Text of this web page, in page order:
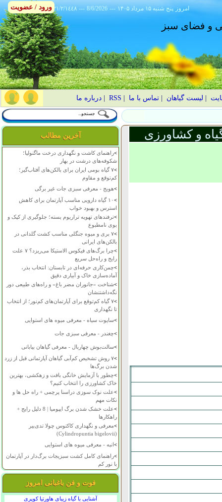
٢١/٢/١٤٤٨ --- 8/6/2026 --- ۱۴۰۵ پنج شنبه ۱۵ مرداد امروز
و فضای سبز
لیست گیاهان |تماس با ما RSS
|درباره ما
آخرین مطالب
>راهنمای کاشت و نگهداری درخت ماگنولیا؛
شکوفه‌های درشت در بهار
>
۷ گیاه بومی ایران برای بالکن‌های آفتاب‌گیر؛
کم‌توقع و مقاوم
>هویج - معرفی سبزی جات غیر برگی
>
۱۰ گیاه دارویی مناسب آپارتمان برای کاهش
استرس و بهبود خواب
>ترفندهای تهویه تراریوم بسته؛ جلوگیری از کپک و
بوی نامطبوع
>
۷ بری و میوه جنگلی مناسب کشت گلدانی در
بالکن‌های ایرانی
>
چرا برگ‌های فیکوس الاستیکا می‌ریزد؟ ۷ علت
رایج و راه‌حل سریع
>چمن‌کاری حرفه‌ای در تابستان: انتخاب بذر،
آماده‌سازی خاک و آبیاری دقیق
>شناخت «جانوران مضر باغ» و راه‌های طبیعی دور
نگه‌داشتنشان
>
۷ گیاه کم‌توقع برای آپارتمان‌های کم‌نور؛ از انتخاب
تا نگهداری
>ساپوت سیاه - معرفی میوه های استوایی
>چغندر - معرفی سبزی جات
>سالت‌بوش چهاربال - معرفی گیاهان بیابانی
>
۷ روش تشخیص کم‌آبی گیاهان آپارتمانی قبل از زرد
شدن برگ‌ها
>چطور با آزمایش خانگی بافت و زهکشی، بهترین
خاک کشاورزی را انتخاب کنیم؟
>علت نوک سوزی دراسنا پرچمی + راه حل ها و
نکات مهم
>
علت خشک شدن برگ ایپومیا | 8 دلیل رایج +
راهکارها
>معرفی و نگهداری کاکتوس چولا تدی‌بیر
(Cylindropuntia bigelovii)
>انبه - معرفی میوه های استوایی
>راهنمای کامل کشت سبزیجات برگ‌دار در آپارتمان
با نور کم
فوت و فن باغبانی امروز
آشنایی با گیاه زیبای هاورتیا کوپری
و کشاورزی
ورود / عضویت